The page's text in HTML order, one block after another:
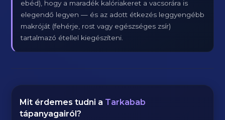
ebéd), hogy a maradék kalóriakeret a vacsorára is
elegendő legyen — és az adott étkezés leggyengébb
makróját (fehérje, rost vagy egészséges zsír)
tartalmazó étellel kiegészíteni.
Mit érdemes tudni a Tarkabab
tápanyagairól?